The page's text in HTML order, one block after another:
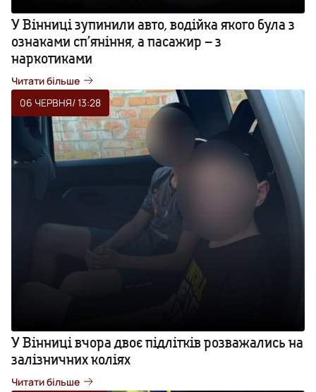
У Вінниці зупинили авто, водійка якого була з
ознаками сп’яніння, а пасажир – з
наркотиками
Читати більше
06 ЧЕРВНЯ/ 13:28
У Вінниці вчора двоє підлітків розважались на
залізничних коліях
Читати більше